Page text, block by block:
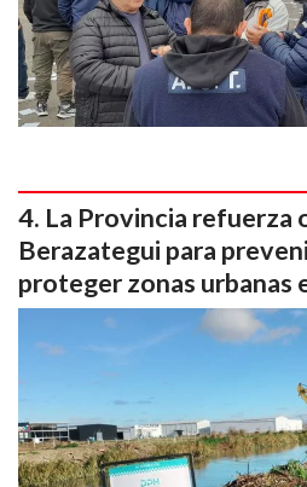
La Provincia refuerza
Berazategui para
proteger zonas urbanas